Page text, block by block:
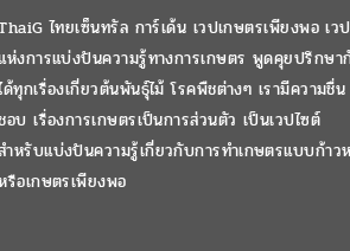
ไทยเซ็นทรัล การ์เด้น เวปเกษตรเพียงพอ เวป
ห่งการแบ่งปันความรู้ทางการเกษตร พูดคุยปรึกษา
ด้ทุกเรื่องเกี่ยวต้นพันธุ์ไม้ โรคพืชต่างๆ เรามีความชื่น
อบ เรื่องการเกษตรเป็นการส่วนตัว เป็นเวปไซต์
ำหรับแบ่งปันความรู้เกี่ยวกับการทำเกษตรแบบก้าว
รือเกษตรเพียงพอ